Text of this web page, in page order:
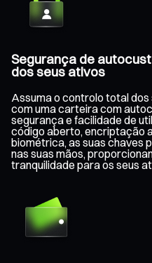
Segurança de
dos seus ativos
Assuma o controlo total
com uma carteira com
segurança e facilidade de
código aberto, encriptação
biométrica, as suas chaves
nas suas mãos,
tranquilidade para os seus